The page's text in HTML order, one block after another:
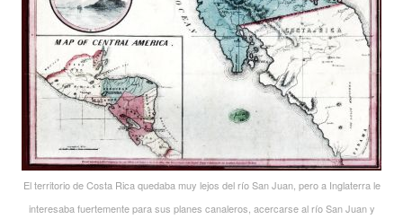
El territorio de Costa Rica quedaba muy lejos del río San Juan, pero a Inglaterra le
interesaba fuertemente para sus planes canaleros, acercarse al río San Juan y